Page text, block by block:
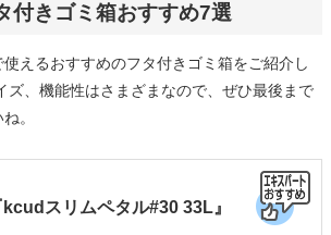
付きゴミ箱おすすめ7選
えるおすすめのフタ付きゴミ箱をご紹介し
ズ、機能性はさまざまなので、ぜひ最後まで
。
スリムペタル#30 33L』